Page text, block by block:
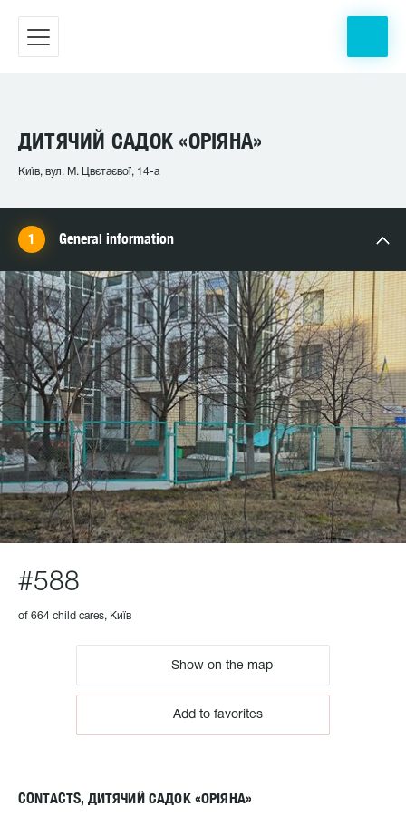
ДИТЯЧИЙ САДОК «ОРІЯНА»
Київ, вул. М. Цвєтаєвої, 14-а
General information
#588
of 664 child cares, Київ
Show on the map
Add to favorites
CONTACTS, ДИТЯЧИЙ САДОК «ОРІЯНА»